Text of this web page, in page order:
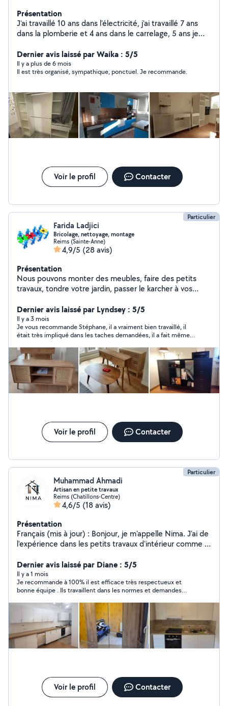
Présentation
J'ai travaillé 10 ans dans l'électricité, j'ai travaillé 7 ans
dans la plomberie et 4 ans dans le carrelage, 5 ans je
aller allovoisin à bientôt
Dernier avis laissé par Waika : 5/5
Il y a plus de 6 mois
Il est très organisé, sympathique, ponctuel. Je recommande.
Voir le profil Contacter
Particulier
Farida Ladjici
Bricolage, nettoyage, montage
Reims (Sainte-Anne)
4,9/5 (28 avis)
Présentation
Nous pouvons monter des meubles, faire des petits
travaux, tondre votre jardin, passer le karcher à vos
manutention, faire du repassage et livrer des courses.
Avec un ami pour la même prestation et sans
supplément. Farida et Stéphane.
Dernier avis laissé par Lyndsey : 5/5
Il y a 3 mois
Je vous recommande Stéphane, il a vraiment bien travaillé, il
était très impliqué dans les taches demandées, il a fait même
yeux fermés
Voir le profil Contacter
Particulier
Muhammad Ahmadi
Artisan en petite travaux
Reims (Chatillons-Centre)
4,6/5 (18 avis)
Présentation
Français (mis à jour) : Bonjour, je m'appelle Nima. J'ai de
l'expérience dans les petits travaux d'intérieur comme la
ainsi que les petites . Je travaille avec soin, propreté et
sérieux, en cherchant toujours à satisfaire mes clients.
Dernier avis laissé par Diane : 5/5
Il y a 1 mois
Je recommande à 100% il est efficace très respectueux et
bonne équipe . Ils travaillent dans les normes et demandes
détaillante je valide ma prestation. Il a été réactif et très
ponctuel. La veille pour le lendemain en plus .
Voir le profil Contacter